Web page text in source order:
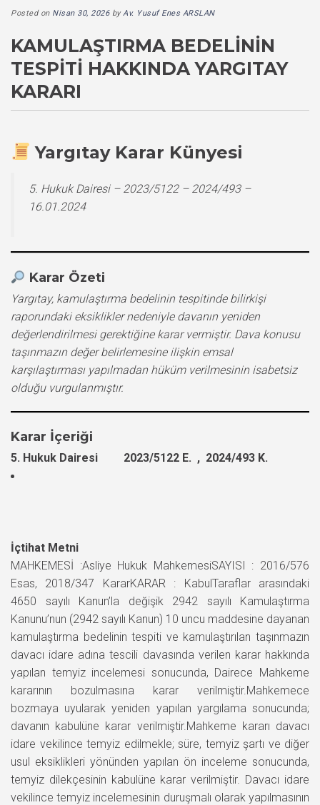
Posted on Nisan 30, 2026byAv. Yusuf Enes ARSLAN
KAMULAŞTIRMA BEDELININ
TESPITI HAKKINDA YARGITAY
KARARI
Yargıtay Karar Künyesi
5. Hukuk Dairesi – 2023/5122 – 2024/493 –
16.01.2024
Karar Özeti
Yargıtay, kamulaştırma bedelinin tespitinde bilirkişi
raporundaki eksiklikler nedeniyle davanın yeniden
değerlendirilmesi gerektiğine karar vermiştir. Dava konusu
taşınmazın değer belirlemesine ilişkin emsal
karşılaştırması yapılmadan hüküm verilmesinin isabetsiz
olduğu vurgulanmıştır.
Karar İçeriği
5. Hukuk Dairesi 2023/5122 E. , 2024/493 K.
İçtihat Metni
MAHKEMESİ :Asliye Hukuk MahkemesiSAYISI : 2016/576
Esas, 2018/347 KararKARAR : KabulTaraflar arasındaki
4650 sayılı Kanun’la değişik 2942 sayılı Kamulaştırma
Kanunu’nun (2942 sayılı Kanun) 10 uncu maddesine dayanan
kamulaştırma bedelinin tespiti ve kamulaştırılan taşınmazın
davacı idare adına tescili davasında verilen karar hakkında
yapılan temyiz incelemesi sonucunda, Dairece Mahkeme
kararının bozulmasına karar verilmiştir.Mahkemece
bozmaya uyularak yeniden yapılan yargılama sonucunda;
davanın kabulüne karar verilmiştir.Mahkeme kararı davacı
idare vekilince temyiz edilmekle; süre, temyiz şartı ve diğer
usul eksiklikleri yönünden yapılan ön inceleme sonucunda,
temyiz dilekçesinin kabulüne karar verilmiştir. Davacı idare
vekilince temyiz incelemesinin duruşmalı olarak yapılmasının